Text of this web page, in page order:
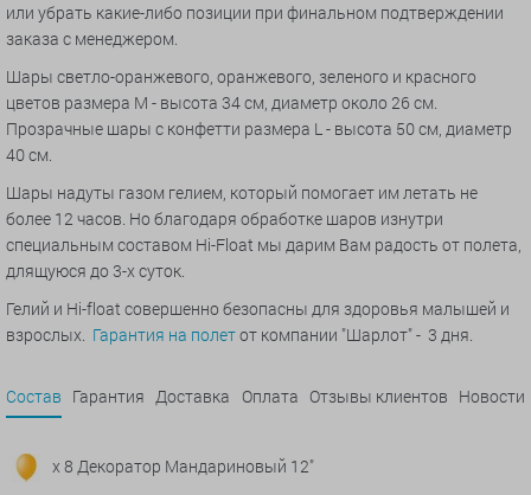
или убрать какие-либо позиции при финальном подтверждении
заказа с менеджером.
Шары светло-оранжевого, оранжевого, зеленого и красного
цветов размера M - высота 34 см, диаметр около 26 см.
Прозрачные шары с конфетти размера L - высота 50 см, диаметр
40 см.
Шары надуты газом гелием, который помогает им летать не
более 12 часов. Но благодаря обработке шаров изнутри
специальным составом Hi-Float мы дарим Вам радость от полета,
длящуюся до 3-х суток.
Гелий и Hi-float совершенно безопасны для здоровья малышей и
взрослых. Гарантия на полетот компании "Шарлот" - 3 дня.
Состав Гарантия Доставка Оплата Отзывы клиентов Новости
x 8 Декоратор Мандариновый 12"